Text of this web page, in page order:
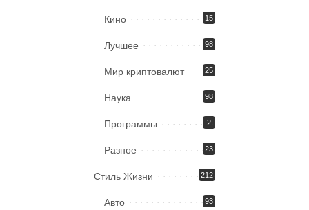
Кино 15
Лучшее 98
Мир криптовалют 25
Наука 98
Программы 2
Разное 23
Стиль Жизни 212
Авто 93